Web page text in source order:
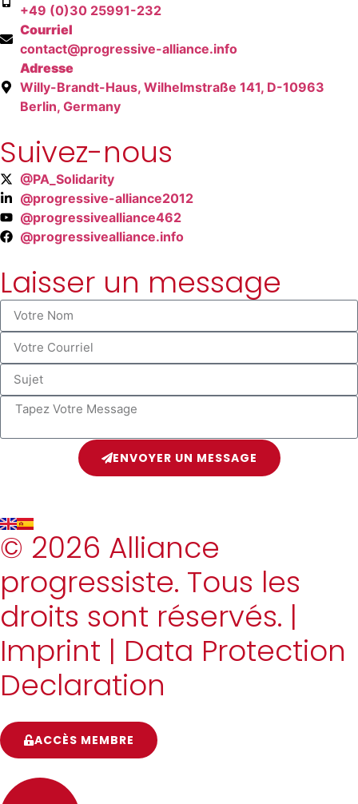
+49 (0)30 25991-232
Courriel
contact@progressive-alliance.info
Adresse
Willy-Brandt-Haus, Wilhelmstraße 141, D-10963
Berlin, Germany
Suivez-nous
@PA_Solidarity
@progressive-alliance2012
@progressivealliance462
@progressivealliance.info
Laisser un message
ENVOYER UN MESSAGE
© 2026 Alliance
progressiste. Tous les
droits sont réservés. |
Imprint | Data Protection
Declaration
ACCÈS MEMBRE